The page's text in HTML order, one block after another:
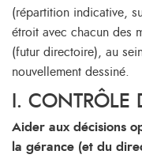
(répartition indicative,
étroit avec chacun des
(futur directoire), au
nouvellement dessiné.
I. CONTRÔLE
Aider aux décisions
la gérance (et du